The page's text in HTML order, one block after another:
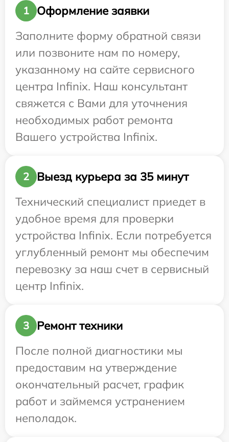
1
Оформление заявки
Заполните форму обратной связи
или позвоните нам по номеру,
указанному на сайте сервисного
центра Infinix. Наш консультант
свяжется с Вами для уточнения
необходимых работ ремонта
Вашего устройства Infinix.
2
Выезд курьера за 35 минут
Технический специалист приедет в
удобное время для проверки
устройства Infinix. Если потребуется
углубленный ремонт мы обеспечим
перевозку за наш счет в сервисный
центр Infinix.
3
Ремонт техники
После полной диагностики мы
предоставим на утверждение
окончательный расчет, график
работ и займемся устранением
неполадок.